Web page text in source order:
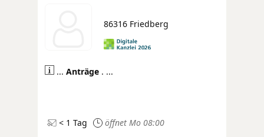
86316 Friedberg
... Anträge . ...
< 1 Tag öffnet Mo 08:00